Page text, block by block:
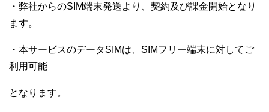
・弊社からのSIM端末発送より、契約及び課金開始となり
ます。
・本サービスのデータSIMは、SIMフリー端末に対してご
利用可能
となります。